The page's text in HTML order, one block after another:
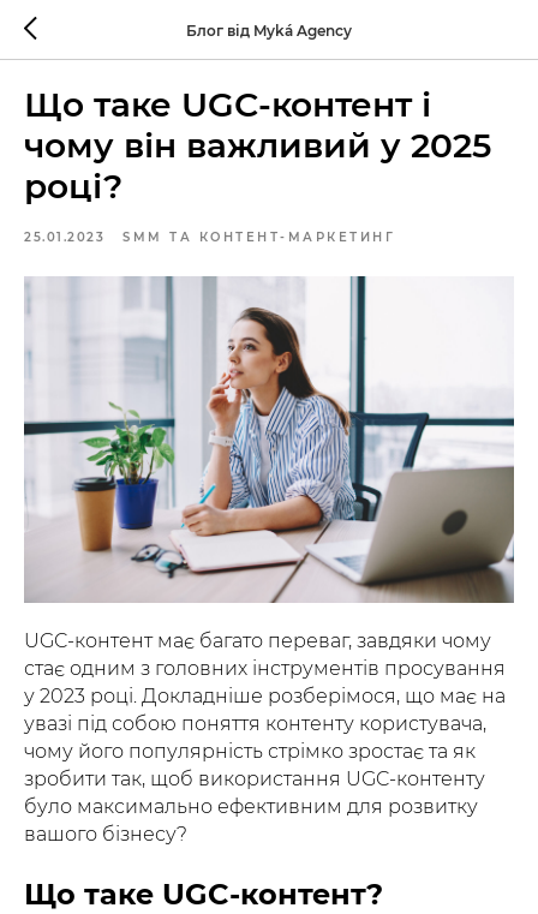
Блог від Myká Agency
Що таке UGС-контент і
чому він важливий у 2025
році?
25.01.2023 SMM ТА КОНТЕНТ-МАРКЕТИНГ
UGC-контент має багато переваг, завдяки чому
стає одним з головних інструментів просування
у 2023 році. Докладніше розберімося, що має на
увазі під собою поняття контенту користувача,
чому його популярність стрімко зростає та як
зробити так, щоб використання UGC-контенту
було максимально ефективним для розвитку
вашого бізнесу?
Що таке UGC-контент?